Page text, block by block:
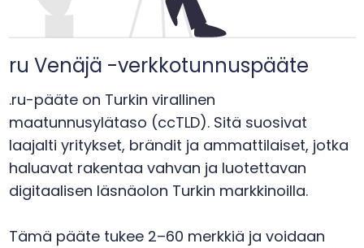
ru Venäjä -verkkotunnuspääte
.ru-pääte on Turkin virallinen
maatunnusylätaso (ccTLD). Sitä suosivat
laajalti yritykset, brändit ja ammattilaiset, jotka
haluavat rakentaa vahvan ja luotettavan
digitaalisen läsnäolon Turkin markkinoilla.
Tämä pääte tukee 2–60 merkkiä ja voidaan